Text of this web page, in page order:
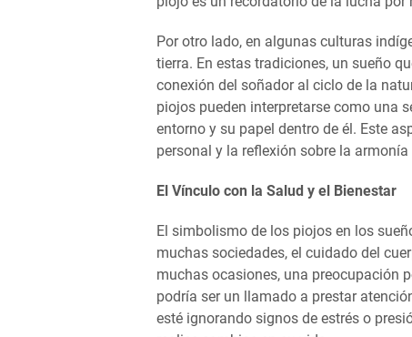
Por otro lado, en algunas culturas
tierra. En estas tradiciones, un sueño
conexión del soñador al ciclo de la
piojos pueden interpretarse como una
entorno y su papel dentro de él. Este
personal y la reflexión sobre la
El Vínculo con la Salud y el Bienestar
El simbolismo de los piojos en los
muchas sociedades, el cuidado del
muchas ocasiones, una preocupación
podría ser un llamado a prestar
esté ignorando signos de estrés o